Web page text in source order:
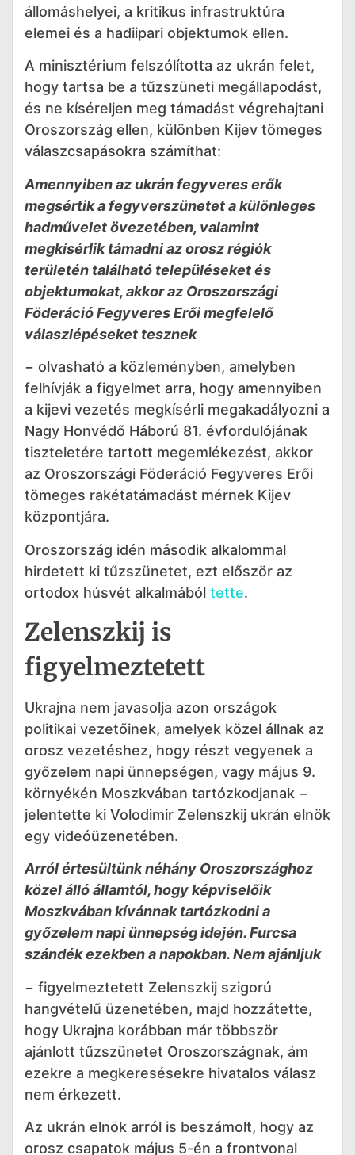
állomáshelyei, a kritikus infrastruktúra
elemei és a hadiipari objektumok ellen.
A minisztérium felszólította az ukrán felet,
hogy tartsa be a tűzszüneti megállapodást,
és ne kíséreljen meg támadást végrehajtani
Oroszország ellen, különben Kijev tömeges
válaszcsapásokra számíthat:
Amennyiben az ukrán fegyveres erők
megsértik a fegyverszünetet a különleges
hadművelet övezetében, valamint
megkísérlik támadni az orosz régiók
területén található településeket és
objektumokat, akkor az Oroszországi
Föderáció Fegyveres Erői megfelelő
válaszlépéseket tesznek
− olvasható a közleményben, amelyben
felhívják a figyelmet arra, hogy amennyiben
a kijevi vezetés megkísérli megakadályozni a
Nagy Honvédő Háború 81. évfordulójának
tiszteletére tartott megemlékezést, akkor
az Oroszországi Föderáció Fegyveres Erői
tömeges rakétatámadást mérnek Kijev
központjára.
Oroszország idén második alkalommal
hirdetett ki tűzszünetet, ezt először az
ortodox húsvét alkalmából tette.
Zelenszkij is
figyelmeztetett
Ukrajna nem javasolja azon országok
politikai vezetőinek, amelyek közel állnak az
orosz vezetéshez, hogy részt vegyenek a
győzelem napi ünnepségen, vagy május 9.
környékén Moszkvában tartózkodjanak −
jelentette ki Volodimir Zelenszkij ukrán elnök
egy videóüzenetében.
Arról értesültünk néhány Oroszországhoz
közel álló államtól, hogy képviselőik
Moszkvában kívánnak tartózkodni a
győzelem napi ünnepség idején. Furcsa
szándék ezekben a napokban. Nem ajánljuk
− figyelmeztetett Zelenszkij szigorú
hangvételű üzenetében, majd hozzátette,
hogy Ukrajna korábban már többször
ajánlott tűzszünetet Oroszországnak, ám
ezekre a megkeresésekre hivatalos válasz
nem érkezett.
Az ukrán elnök arról is beszámolt, hogy az
orosz csapatok május 5-én a frontvonal